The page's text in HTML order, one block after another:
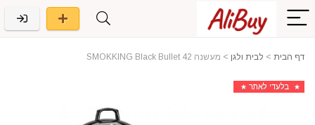
דף הבית > לבית ולגן > מעשנה SMOKKING Black Bullet 42
בלעדי לאתר